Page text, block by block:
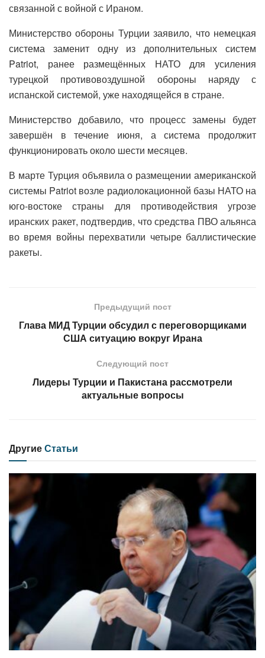
связанной с войной с Ираном.
Министерство обороны Турции заявило, что немецкая
система заменит одну из дополнительных систем
Patriot, ранее размещённых НАТО для усиления
турецкой противовоздушной обороны наряду с
испанской системой, уже находящейся в стране.
Министерство добавило, что процесс замены будет
завершён в течение июня, а система продолжит
функционировать около шести месяцев.
В марте Турция объявила о размещении американской
системы Patriot возле радиолокационной базы НАТО на
юго-востоке страны для противодействия угрозе
иранских ракет, подтвердив, что средства ПВО альянса
во время войны перехватили четыре баллистические
ракеты.
Предыдущий пост
Глава МИД Турции обсудил с переговорщиками
США ситуацию вокруг Ирана
Следующий пост
Лидеры Турции и Пакистана рассмотрели
актуальные вопросы
ДругиеСтатьи